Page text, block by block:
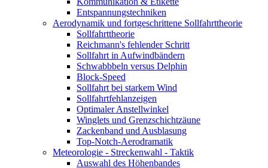
Entspannungstechniken
Aerodynamik und fortgeschrittene Sollfahrttheorie
Sollfahrttheorie
Reichmann's fehlender Schritt
Sollfahrt in Aufwindbändern
Schwabbbeln versus Delphin
Block-Speed
Sollfahrt bei starkem Wind
Sollfahrtfehlanzeigen
Optimaler Anstellwinkel
Winglets und Grenzschichtzäune
Zackenband und Ausblasung
Top-Notch-Aerodramatik
Meteorologie - Streckenwahl - Taktik
Auswahl des Höhenbandes